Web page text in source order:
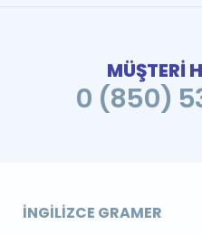
MÜŞTERİ
0 (850)
İNGILIZCE GRAMER